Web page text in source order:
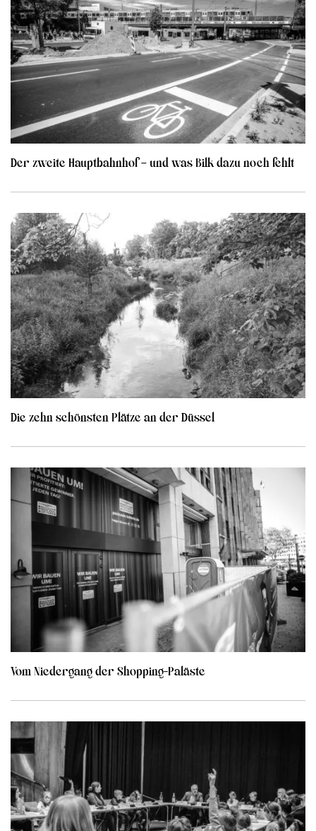
Der zweite Hauptbahnhof – und was Bilk dazu noch fehlt
Die zehn schönsten Plätze an der Düssel
Vom Niedergang der Shopping-Paläste